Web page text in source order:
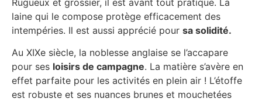
laine qui le compose protège efficacement des
intempéries. Il est aussi apprécié pour sa solidité.
Au XIXe siècle, la noblesse anglaise se l’accapare
pour ses loisirs de campagne. La matière s’avère en
effet parfaite pour les activités en plein air ! L’étoffe
est robuste et ses nuances brunes et mouchetées